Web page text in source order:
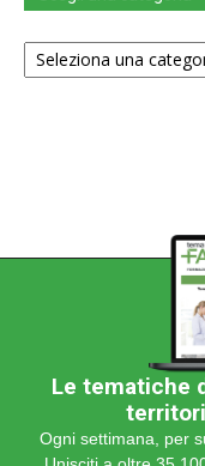
Scegli
una
Le tematiche
Ogni settimana, per